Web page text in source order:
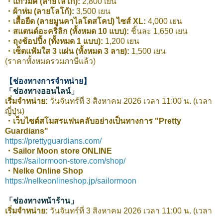
・ผ้าห่ม (ลายโลโก้): 3,500 เยน
・เสื้อยืด (ลายมูนคาไลโดสโคป) ไซส์ XL: 4,000 เยน
・สแตนด์อะคริลิก (ทั้งหมด 10 แบบ): ชิ้นละ 1,650 เยน
・ถุงช้อปปิ้ง (ทั้งหมด 1 แบบ): 1,200 เยน
・เซ็ตแฟ้มใส 3 แผ่น (ทั้งหมด 3 ลาย): 1,500 เยน
(ราคาทั้งหมดรวมภาษีแล้ว)
【ช่องทางการจำหน่าย】
「ช่องทางออนไลน์」
เริ่มจำหน่าย: วันจันทร์ที่ 3 สิงหาคม 2026 เวลา 11:00 น. (เวลา
ญี่ปุ่น)
・เว็บไซต์สโมสรแฟนคลับอย่างเป็นทางการ "Pretty
Guardians"
https://prettyguardians.com/
・Sailor Moon store ONLINE
https://sailormoon-store.com/shop/
・Nelke Online Shop
https://nelkeonlineshop.jp/sailormoon
「ช่องทางหน้าร้าน」
เริ่มจำหน่าย: วันจันทร์ที่ 3 สิงหาคม 2026 เวลา 11:00 น. (เวลา